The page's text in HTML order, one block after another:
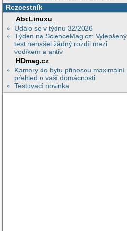
Rozcestník
AbcLinuxu
Událo se v týdnu 32/2026
Týden na ScienceMag.cz: Vylepšený
test nenašel žádný rozdíl mezi
vodíkem a antiv
HDmag.cz
Kamery do bytu přinesou maximální
přehled o vaší domácnosti
Testovací novinka